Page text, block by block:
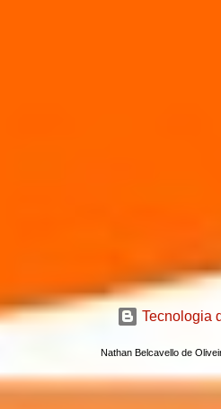
Tecnologia
Nathan Belcavello de